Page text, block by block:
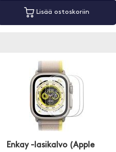
Lisää ostoskoriin
Enkay -lasikalvo (Apple